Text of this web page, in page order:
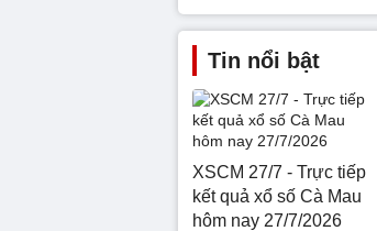
Tin nổi bật
XSCM 27/7 - Trực tiếp
kết quả xổ số Cà Mau
hôm nay 27/7/2026